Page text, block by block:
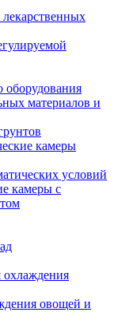
оборудования
материалов и
камеры
условий
камеры с
охлаждения
овощей и